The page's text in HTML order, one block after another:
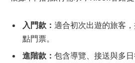
入門款： 適合初次出遊的旅客
點門票。
進階款： 包含導覽、接送與多